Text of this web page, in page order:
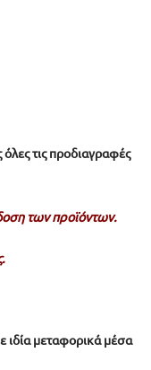
τις προδιαγραφές
των προϊόντων.
ιδία μεταφορικά μέσα